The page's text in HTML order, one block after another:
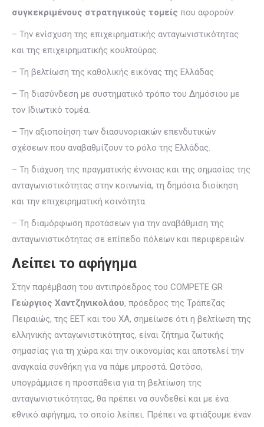
συγκεκριμένους στρατηγικούς τομείς που αφορούν:
– Την ενίσχυση της επιχειρηματικής ανταγωνιστικότητας
και της επιχειρηματικής κουλτούρας.
– Τη βελτίωση της καθολικής εικόνας της Ελλάδας
– Τη διασύνδεση με συστηματικό τρόπο του Δημόσιου με
τον Ιδιωτικό τομέα.
– Την αξιοποίηση των διασυνοριακών επενδυτικών
σχέσεων που αναβαθμίζουν το ρόλο της Ελλάδας.
– Τη διάχυση της πραγματικής έννοιας και της σημασίας της
ανταγωνιστικότητας στην κοινωνία, τη δημόσια διοίκηση
και την επιχειρηματική κοινότητα.
– Τη διαμόρφωση προτάσεων για την αναβάθμιση της
ανταγωνιστικότητας σε επίπεδο πόλεων και περιφερειών.
Λείπει το αφήγημα
Στην παρέμβαση του αντιπρόεδρος του COMPETE GR
Γεώργιος Χαντζηνικολάου, πρόεδρος της Τράπεζας
Πειραιώς, της ΕΕΤ και του ΧΑ, σημείωσε ότι η βελτίωση της
ελληνικής ανταγωνιστικότητας, είναι ζήτημα ζωτικής
σημασίας για τη χώρα και την οικονομίας και αποτελεί την
αναγκαία συνθήκη για να πάμε μπροστά. Ωστόσο,
υπογράμμισε η προσπάθεια για τη βελτίωση της
ανταγωνιστικότητας, θα πρέπει να συνδεθεί και με ένα
εθνικό αφήγημα, το οποίο λείπει. Πρέπει να φτιάξουμε έναν